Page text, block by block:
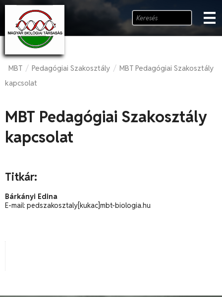
MBT / Pedagógiai Szakosztály / MBT Pedagógiai Szakosztály
kapcsolat
MBT Pedagógiai Szakosztály
kapcsolat
Titkár:
Bárkányi Edina
E-mail: pedszakosztaly[kukac]mbt-biologia.hu